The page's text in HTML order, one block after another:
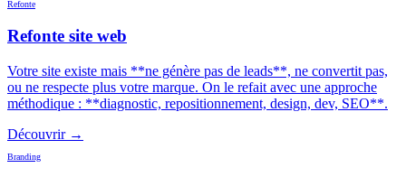
Refonte
Refonte site web
Votre site existe mais **ne génère pas de leads**, ne convertit pas,
ou ne respecte plus votre marque. On le refait avec une approche
méthodique : **diagnostic, repositionnement, design, dev, SEO**.
Découvrir →
Branding